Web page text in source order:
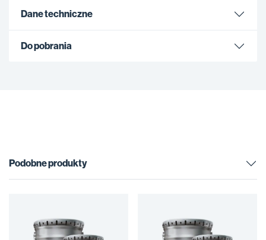
Dane techniczne
Do pobrania
Podobne produkty